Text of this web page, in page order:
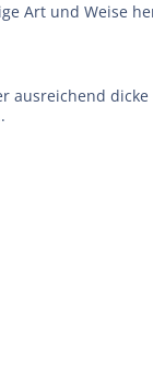
Art und Weise